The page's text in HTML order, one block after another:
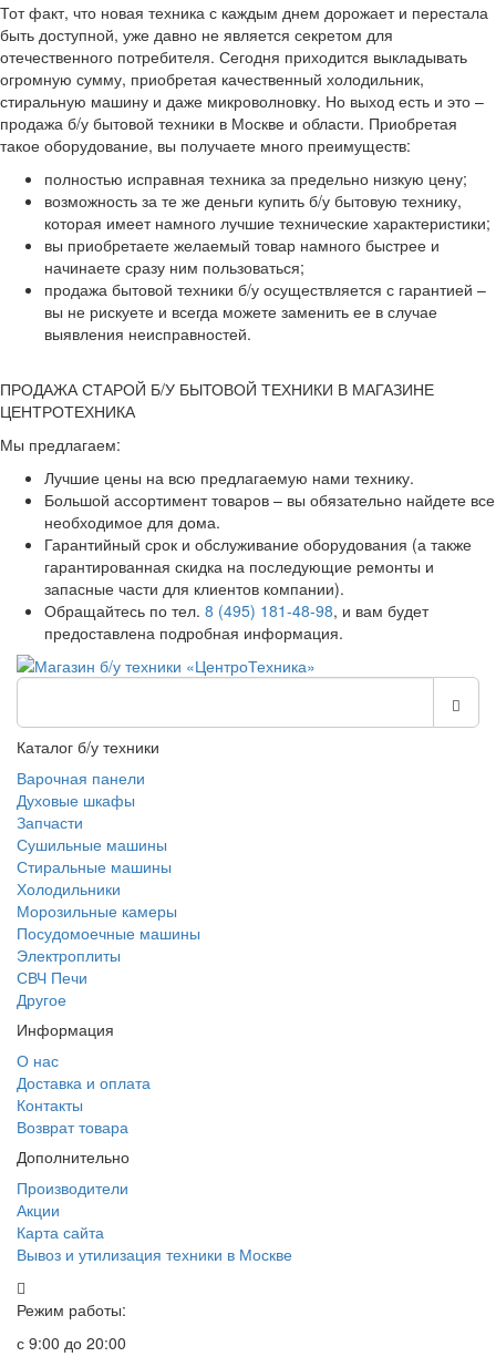
Тот факт, что новая техника с каждым днем дорожает и перестала
быть доступной, уже давно не является секретом для
отечественного потребителя. Сегодня приходится выкладывать
огромную сумму, приобретая качественный холодильник,
стиральную машину и даже микроволновку. Но выход есть и это –
продажа б/у бытовой техники в Москве и области. Приобретая
такое оборудование, вы получаете много преимуществ:
полностью исправная техника за предельно низкую цену;
возможность за те же деньги купить б/у бытовую технику,
которая имеет намного лучшие технические характеристики;
вы приобретаете желаемый товар намного быстрее и
начинаете сразу ним пользоваться;
продажа бытовой техники б/у осуществляется с гарантией –
вы не рискуете и всегда можете заменить ее в случае
выявления неисправностей.
ПРОДАЖА СТАРОЙ Б/У БЫТОВОЙ ТЕХНИКИ В МАГАЗИНЕ
ЦЕНТРОТЕХНИКА
Мы предлагаем:
Лучшие цены на всю предлагаемую нами технику.
Большой ассортимент товаров – вы обязательно найдете все
необходимое для дома.
Гарантийный срок и обслуживание оборудования (а также
гарантированная скидка на последующие ремонты и
запасные части для клиентов компании).
Обращайтесь по тел. 8 (495) 181-48-98, и вам будет
предоставлена подробная информация.
Каталог б/у техники
Варочная панели
Духовые шкафы
Запчасти
Сушильные машины
Стиральные машины
Холодильники
Морозильные камеры
Посудомоечные машины
Электроплиты
СВЧ Печи
Другое
Информация
О нас
Доставка и оплата
Контакты
Возврат товара
Дополнительно
Производители
Акции
Карта сайта
Вывоз и утилизация техники в Москве
Режим работы:
с 9:00 до 20:00